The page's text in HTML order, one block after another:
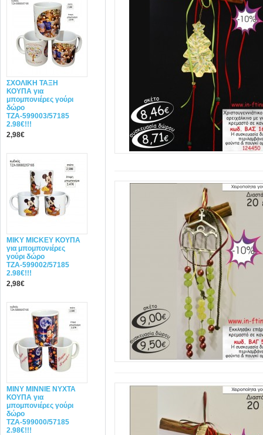
ΣΧΟΛΙΚΗ ΤΑΞΗ
ΚΟΥΠΑ για
μπομπονιέρες γούρι
δώρο
ΤΖΑ-599003/57185
2.98€!!!
2,98€
MIΚY ΜΙCKEY ΚΟΥΠΑ
για μπομπονιέρες
γούρι δώρο
ΤΖΑ-599002/57185
2.98€!!!
2,98€
MINY ΜΙΝΝΙΕ ΝΥΧΤΑ
ΚΟΥΠΑ για
μπομπονιέρες γούρι
δώρο
ΤΖΑ-599000/57185
2.98€!!!